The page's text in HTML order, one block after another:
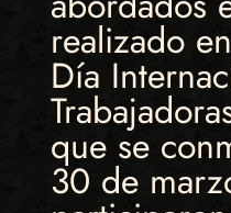
realizado
Día
que se
30 de